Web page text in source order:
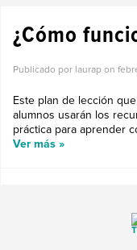
¿Cómo
Publicado por laurap on
Este plan de lección
alumnos usarán los
práctica para aprender
Ver más »